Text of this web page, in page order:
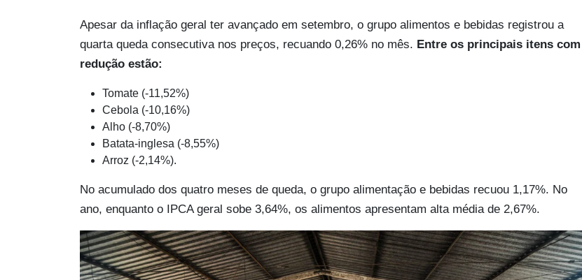
Apesar da inflação geral ter avançado em setembro, o grupo alimentos e bebidas registrou a
quarta queda consecutiva nos preços, recuando 0,26% no mês. Entre os principais itens com
redução estão:
Tomate (-11,52%)
Cebola (-10,16%)
Alho (-8,70%)
Batata-inglesa (-8,55%)
Arroz (-2,14%).
No acumulado dos quatro meses de queda, o grupo alimentação e bebidas recuou 1,17%. No
ano, enquanto o IPCA geral sobe 3,64%, os alimentos apresentam alta média de 2,67%.